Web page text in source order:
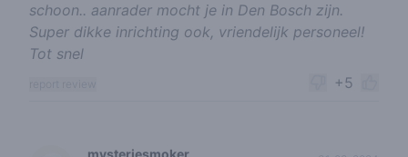
schoon.. aanrader mocht je in Den Bosch zijn.
Super dikke inrichting ook, vriendelijk personeel!
Tot snel
+5